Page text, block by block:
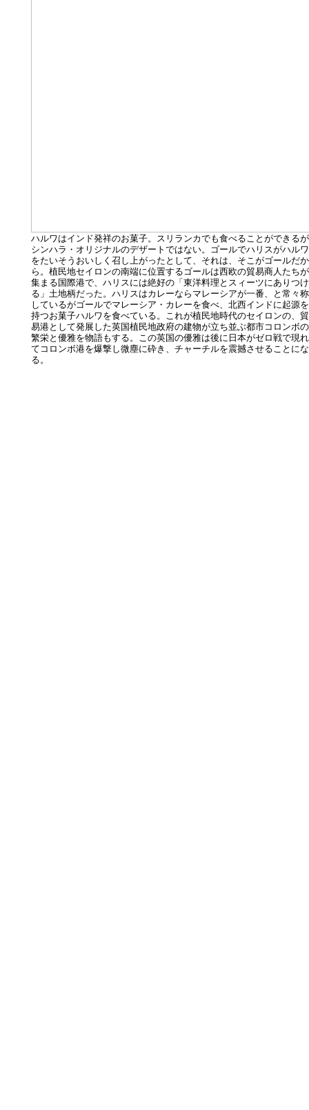
ハルワはインド発祥のお菓子。スリランカでも食べることができるが
シンハラ・オリジナルのデザートではない。ゴールでハリスがハルワ
をたいそうおいしく召し上がったとして、それは、そこがゴールだか
ら。植民地セイロンの南端に位置するゴールは西欧の貿易商人たちが
集まる国際港で、ハリスには絶好の「東洋料理とスィーツにありつけ
る」土地柄だった。ハリスはカレーならマレーシアが一番、と常々称
しているがゴールでマレーシア・カレーを食べ、北西インドに起源を
持つお菓子ハルワを食べている。これが植民地時代のセイロンの、貿
易港として発展した英国植民地政府の建物が立ち並ぶ都市コロンボの
繁栄と優雅を物語もする。この英国の優雅は後に日本がゼロ戦で現れ
てコロンボ港を爆撃し微塵に砕き、チャーチルを震撼させることにな
る。